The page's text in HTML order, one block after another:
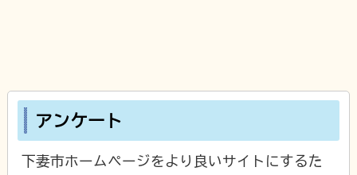
アンケート
下妻市ホームページをより良いサイトにするた